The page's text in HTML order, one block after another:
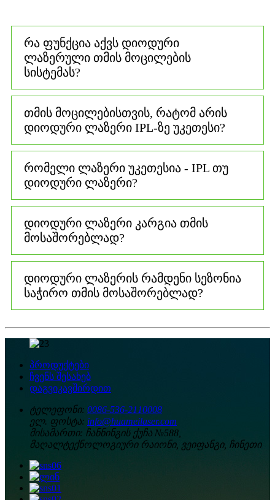
რა ფუნქცია აქვს დიოდური
ლაზერული თმის მოცილების
სისტემას?
თმის მოცილებისთვის, რატომ არის
დიოდური ლაზერი IPL-ზე უკეთესი?
რომელი ლაზერი უკეთესია - IPL თუ
დიოდური ლაზერი?
დიოდური ლაზერი კარგია თმის
მოსაშორებლად?
დიოდური ლაზერის რამდენი სეზონია
საჭირო თმის მოსაშორებლად?
პროდუქტები
ჩვენს შესახებ
დაგვიკავშირდით
ტელეფონი: 0086-536-2110008
ელ. ფოსტა: info@huameilaser.com
მისამართი: ჩანნინგის ქუჩა №588,
მაღალტექნოლოგიური რაიონი, ვეიფანგი, ჩინეთი